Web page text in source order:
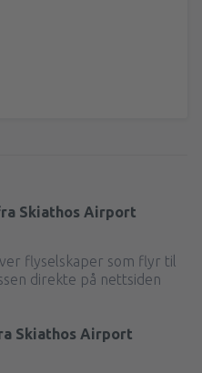
Skiathos Airport
flyselskaper som flyr til
direkte på nettsiden
Skiathos Airport